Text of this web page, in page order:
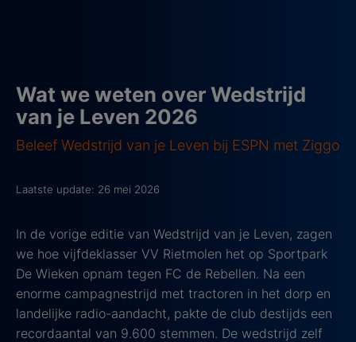
Wat we weten over Wedstrijd
van je Leven 2026
Beleef Wedstrijd van je Leven bij ESPN met Ziggo
Laatste update: 26 mei 2026
In de vorige editie van Wedstrijd van je Leven, zagen
we hoe vijfdeklasser VV Rietmolen het op Sportpark
De Wieken opnam tegen FC de Rebellen. Na een
enorme campagnestrijd met tractoren in het dorp en
landelijke radio-aandacht, pakte de club destijds een
recordaantal van 9.600 stemmen. De wedstrijd zelf